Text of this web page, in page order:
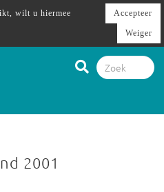
2001
wilt u hiermee
Accepteer
Weiger